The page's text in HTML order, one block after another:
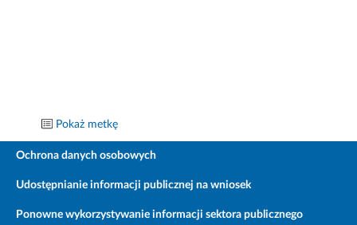
Pokaż metkę
Ochrona danych osobowych
Udostępnianie informacji publicznej na wniosek
Ponowne wykorzystywanie informacji sektora publicznego